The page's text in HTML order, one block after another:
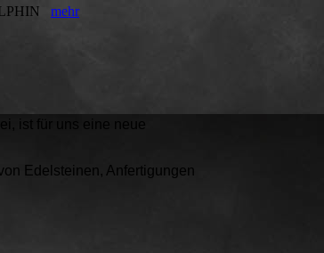
mehr
ist für uns eine neue
Edelsteinen, Anfertigungen